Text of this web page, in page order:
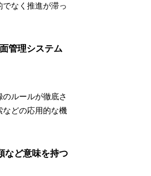
なく推進が滞っ
管理システム
ルールが徹底さ
などの応用的な機
など意味を持つ